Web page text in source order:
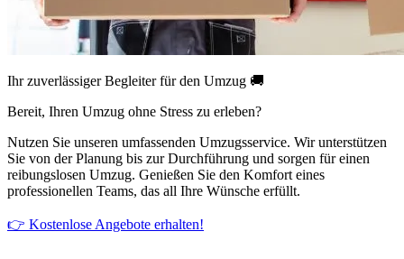
Ihr zuverlässiger Begleiter für den Umzug 🚚
Bereit, Ihren Umzug ohne Stress zu erleben?
Nutzen Sie unseren umfassenden Umzugsservice. Wir unterstützen
Sie von der Planung bis zur Durchführung und sorgen für einen
reibungslosen Umzug. Genießen Sie den Komfort eines
professionellen Teams, das all Ihre Wünsche erfüllt.
👉 Kostenlose Angebote erhalten!